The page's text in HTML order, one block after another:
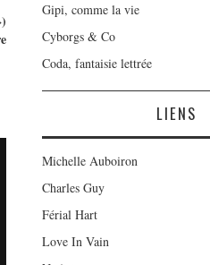
Gipi, comme la vie
Cyborgs & Co
Coda, fantaisie lettrée
LIENS
Michelle Auboiron
Charles Guy
Férial Hart
Love In Vain